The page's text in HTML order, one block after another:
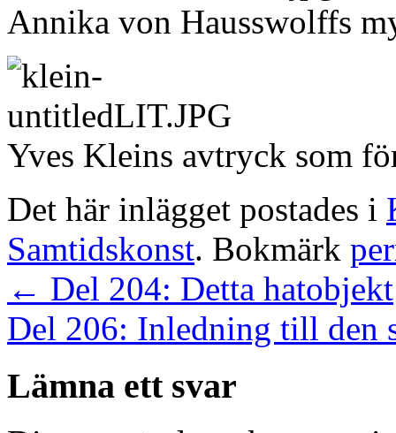
Annika von Hausswolffs
Yves Kleins avtryck som
Det här inlägget postades i
Samtidskonst. Bokmärk
← Del 204: Detta hatobjekt
Del 206: Inledning till den
Lämna ett svar